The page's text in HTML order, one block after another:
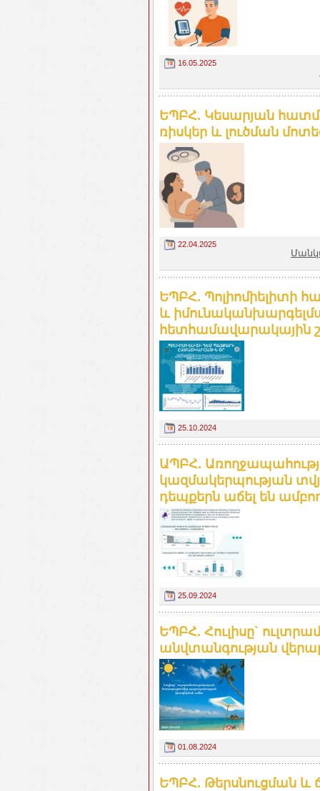
16.05.2025
ԵՊԲՀ. Կեսարյան
ռիսկեր և լուծման
22.04.2025
ԵՊԲՀ. Պոլիոմիելիտի
և
հետհամավարակային
25.10.2024
ԱՊԲՀ.
կազմակերպության
դեպքերն աճել են
25.09.2024
ԵՊԲՀ. Հուլիսը`
անվտանգության
01.08.2024
ԵՊԲՀ. Թերսնուցման և